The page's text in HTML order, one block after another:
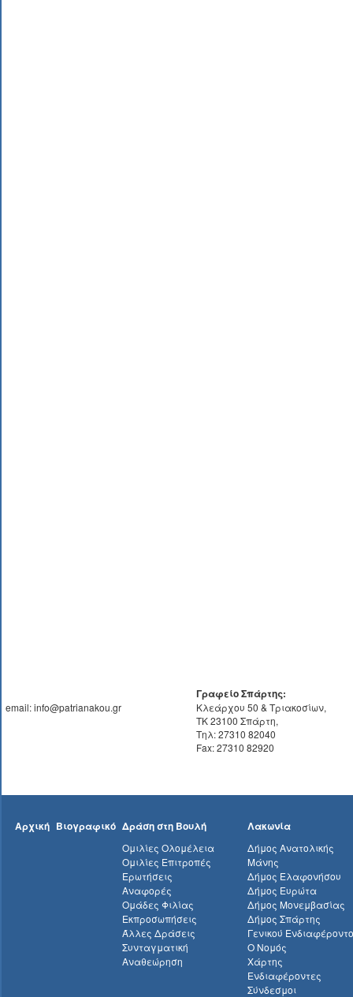
email: info@patrianakou.gr
Γραφείο Σπάρτης:
Κλεάρχου 50 & Τριακοσίων,
ΤΚ 23100 Σπάρτη,
Τηλ: 27310 82040
Fax: 27310 82920
Αρχική Βιογραφικό Δράση στη Βουλή
Ομιλίες Ολομέλεια
Ομιλίες Επιτροπές
Ερωτήσεις
Αναφορές
Ομάδες Φιλίας
Εκπροσωπήσεις
Άλλες Δράσεις
Συνταγματική
Αναθεώρηση
Λακωνία
Δήμος Ανατολικής
Μάνης
Δήμος Ελαφονήσου
Δήμος Ευρώτα
Δήμος Μονεμβασίας
Δήμος Σπάρτης
Γενικού
Ο Νομός
Χάρτης
Ενδιαφέροντες
Σύνδεσμοι